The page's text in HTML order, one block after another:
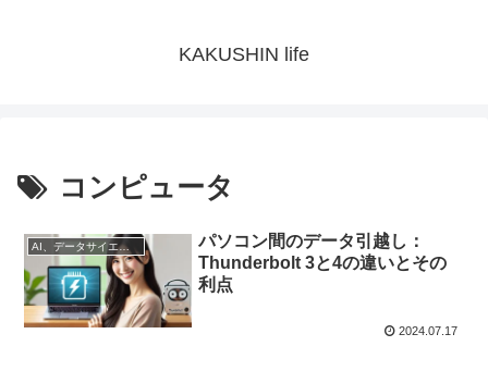
KAKUSHIN life
コンピュータ
AI、データサイエンス
パソコン間のデータ引越し：
Thunderbolt 3と4の違いとその
利点
2024.07.17